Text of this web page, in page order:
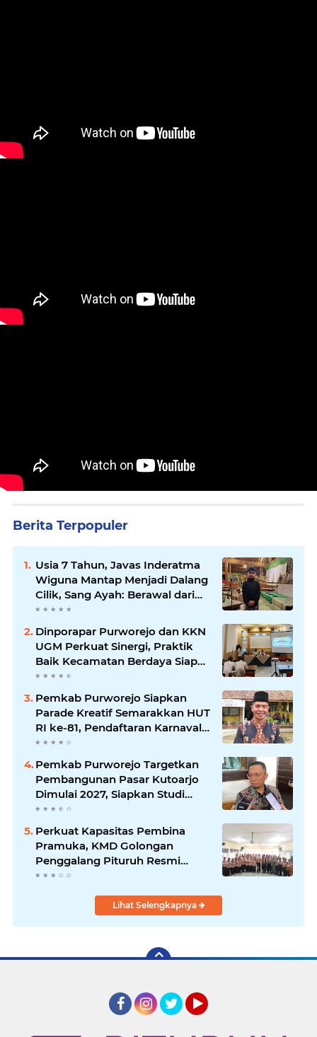
Berita Terpopuler
Usia 7 Tahun, Javas Inderatma
Wiguna Mantap Menjadi Dalang
Cilik, Sang Ayah: Berawal dari
Menonton Wayang di YouTube
Dinporapar Purworejo dan KKN
UGM Perkuat Sinergi, Praktik
Baik Kecamatan Berdaya Siap
Direplikasi
Pemkab Purworejo Siapkan
Parade Kreatif Semarakkan HUT
RI ke-81, Pendaftaran Karnaval
Resmi Dibuka
Pemkab Purworejo Targetkan
Pembangunan Pasar Kutoarjo
Dimulai 2027, Siapkan Studi
Kelayakan hingga DED
Perkuat Kapasitas Pembina
Pramuka, KMD Golongan
Penggalang Pituruh Resmi
Dimulai
Lihat Selengkapnya